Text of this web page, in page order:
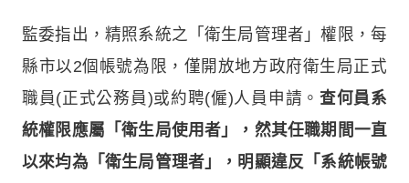
監委指出，精照系統之「衛生局管理者」權限，每
縣市以2個帳號為限，僅開放地方政府衛生局正式
職員(正式公務員)或約聘(僱)人員申請。 查何員系
統權限應屬「衛生局使用者」，然其任職期間一直
以來均為「衛生局管理者」，明顯違反「系統帳號